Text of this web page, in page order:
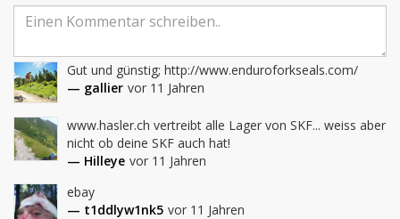
Gut und günstig; http://www.enduroforkseals.com/
— gallier vor 11 Jahren
www.hasler.ch vertreibt alle Lager von SKF... weiss aber
nicht ob deine SKF auch hat!
— Hilleye vor 11 Jahren
ebay
— t1ddlyw1nk5 vor 11 Jahren